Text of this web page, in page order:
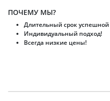
ПОЧЕМУ МЫ?
Длительный срок успешной
Индивидуальный подход!
Всегда низкие цены!